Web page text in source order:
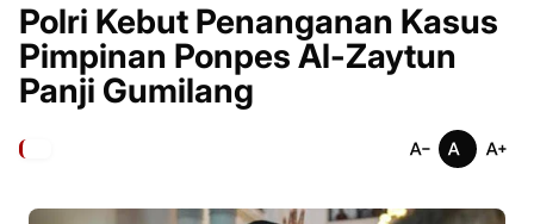
Polri Kebut Penanganan Kasus
Pimpinan Ponpes Al-Zaytun
Panji Gumilang